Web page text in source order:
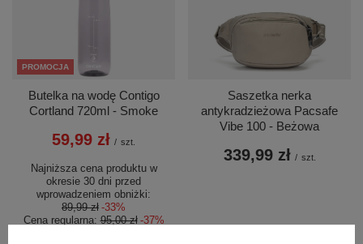
PROMOCJA
Butelka na wodę Contigo
Cortland 720ml - Smoke
59,99 zł / szt.
Najniższa cena produktu w
okresie 30 dni przed
wprowadzeniem obniżki:
89,99 zł -33%
Cena regularna:95,00 zł -37%
Saszetka nerka
antykradzieżowa Pacsafe
Vibe 100 - Beżowa
339,99 zł / szt.